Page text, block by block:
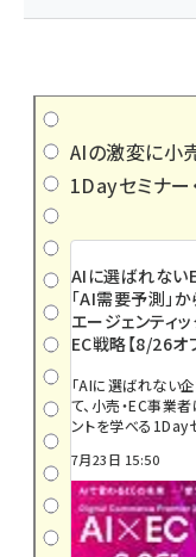
AIの激変に小
1Dayセミナー
AIに選ばれない
「AI需要予測」
エージェンティ
EC戦略【8/26オ
「AIに選ばれない
て、小売・EC事業
ントを学べる1Day
7月23日 15:50